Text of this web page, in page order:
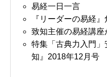
易経一日一言
『リーダーの易経
致知主催の易経講座
特集「古典力入門
知』2018年12月号